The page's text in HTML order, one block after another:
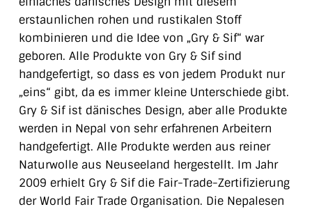
erstaunlichen rohen und rustikalen Stoff
kombinieren und die Idee von „Gry & Sif“ war
geboren. Alle Produkte von Gry & Sif sind
handgefertigt, so dass es von jedem Produkt nur
„eins“ gibt, da es immer kleine Unterschiede gibt.
Gry & Sif ist dänisches Design, aber alle Produkte
werden in Nepal von sehr erfahrenen Arbeitern
handgefertigt. Alle Produkte werden aus reiner
Naturwolle aus Neuseeland hergestellt. Im Jahr
2009 erhielt Gry & Sif die Fair-Trade-Zertifizierung
der World Fair Trade Organisation. Die Nepalesen